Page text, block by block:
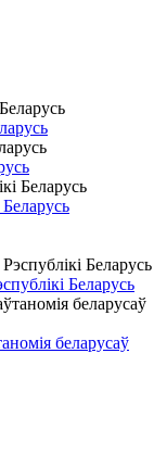
Беларусь
беларусаў